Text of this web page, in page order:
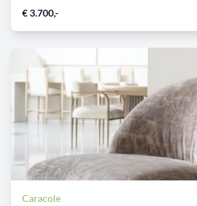
€ 3.700,-
Caracole